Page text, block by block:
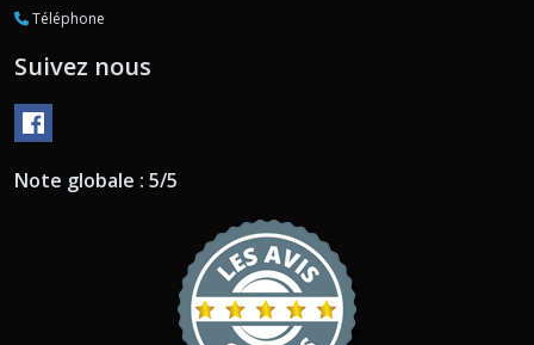
Téléphone
Suivez nous
Note globale : 5/5